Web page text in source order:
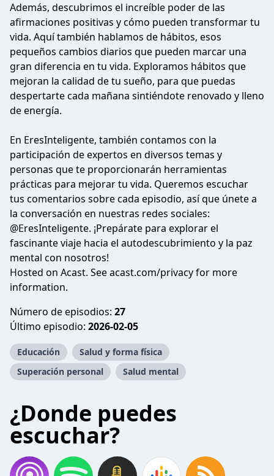
Además, descubrimos el increíble poder de las
afirmaciones positivas y cómo pueden transformar tu
vida. Aquí también hablamos de hábitos, esos
pequeños cambios diarios que pueden marcar una
gran diferencia en tu vida. Exploramos hábitos que
mejoran la calidad de tu sueño, para que puedas
despertarte cada mañana sintiéndote renovado y lleno
de energía.
En EresInteligente, también contamos con la
participación de expertos en diversos temas y
personas que te proporcionarán herramientas
prácticas para mejorar tu vida. Queremos escuchar
tus comentarios sobre cada episodio, así que únete a
la conversación en nuestras redes sociales:
@EresInteligente. ¡Prepárate para explorar el
fascinante viaje hacia el autodescubrimiento y la paz
mental con nosotros!
Hosted on Acast. Seeacast.com/privacyfor more
information.
Número de episodios: 27
Último episodio: 2026-02-05
Educación
Salud y forma física
Superación personal
Salud mental
¿Donde puedes
escuchar?